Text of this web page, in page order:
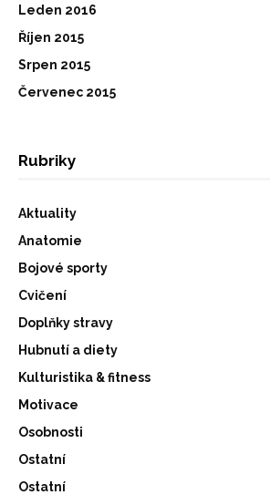
Leden 2016
Říjen 2015
Srpen 2015
Červenec 2015
Rubriky
Aktuality
Anatomie
Bojové sporty
Cvičení
Doplňky stravy
Hubnutí a diety
Kulturistika & fitness
Motivace
Osobnosti
Ostatní
Ostatní